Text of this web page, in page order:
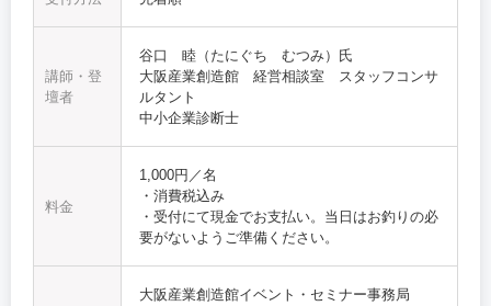
講師・登
壇者
谷口 睦（たにぐち むつみ）氏
大阪産業創造館 経営相談室 スタッフコンサ
ルタント
中小企業診断士
料金
1,000円／名
・消費税込み
・受付にて現金でお支払い。当日はお釣りの必
要がないようご準備ください。
大阪産業創造館イベント・セミナー事務局